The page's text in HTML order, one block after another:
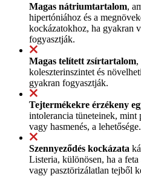
Magas nátriumtartalom,
hipertóniához és a
kockázatokhoz, ha gyakran
fogyasztják.
Magas telített zsírtartalom,
koleszterinszintet és
gyakran fogyasztják.
Tejtermékekre érzékeny
intolerancia tüneteinek, mint
vagy hasmenés, a lehetősége.
Szennyeződés kockázata
Listeria, különösen, ha a
vagy pasztörizálatlan tejből